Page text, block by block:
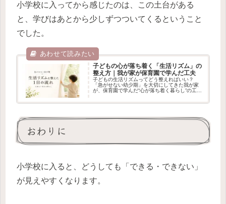
小学校に入ってから感じたのは、この土台がある
と、学びはあとから少しずつついてくるということ
でした。
子どもの心が落ち着く「生活リズム」の
整え方｜我が家が保育園で学んだ工夫
子どもの生活リズムってどう整えればいい？
「急がせない幼少期」を大切にしてきた我が家
が、保育園で学んだ“心が落ち着く暮らし”の工夫
おわりに
小学校に入ると、どうしても「できる・できない」
が見えやすくなります。